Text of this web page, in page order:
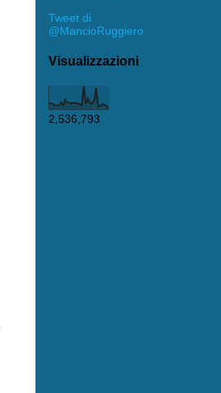
Tweet di
@MancioRuggiero
Visualizzazioni
2,536,793